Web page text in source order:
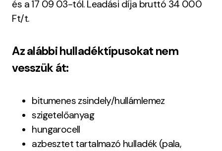
és a 17 09 03-tól. Leadási díja bruttó 34 000
Ft/t.
Az alábbi hulladéktípusokat nem
vesszük át:
bitumenes zsindely/hullámlemez
szigetelőanyag
hungarocell
azbesztet tartalmazó hulladék (pala,